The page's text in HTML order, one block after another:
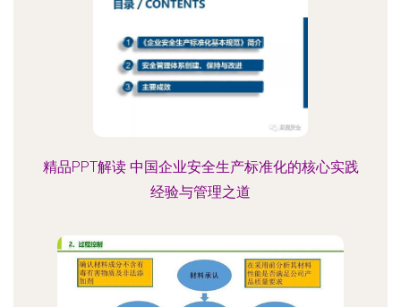
精品PPT解读 中国企业安全生产标准化的核心实践
经验与管理之道